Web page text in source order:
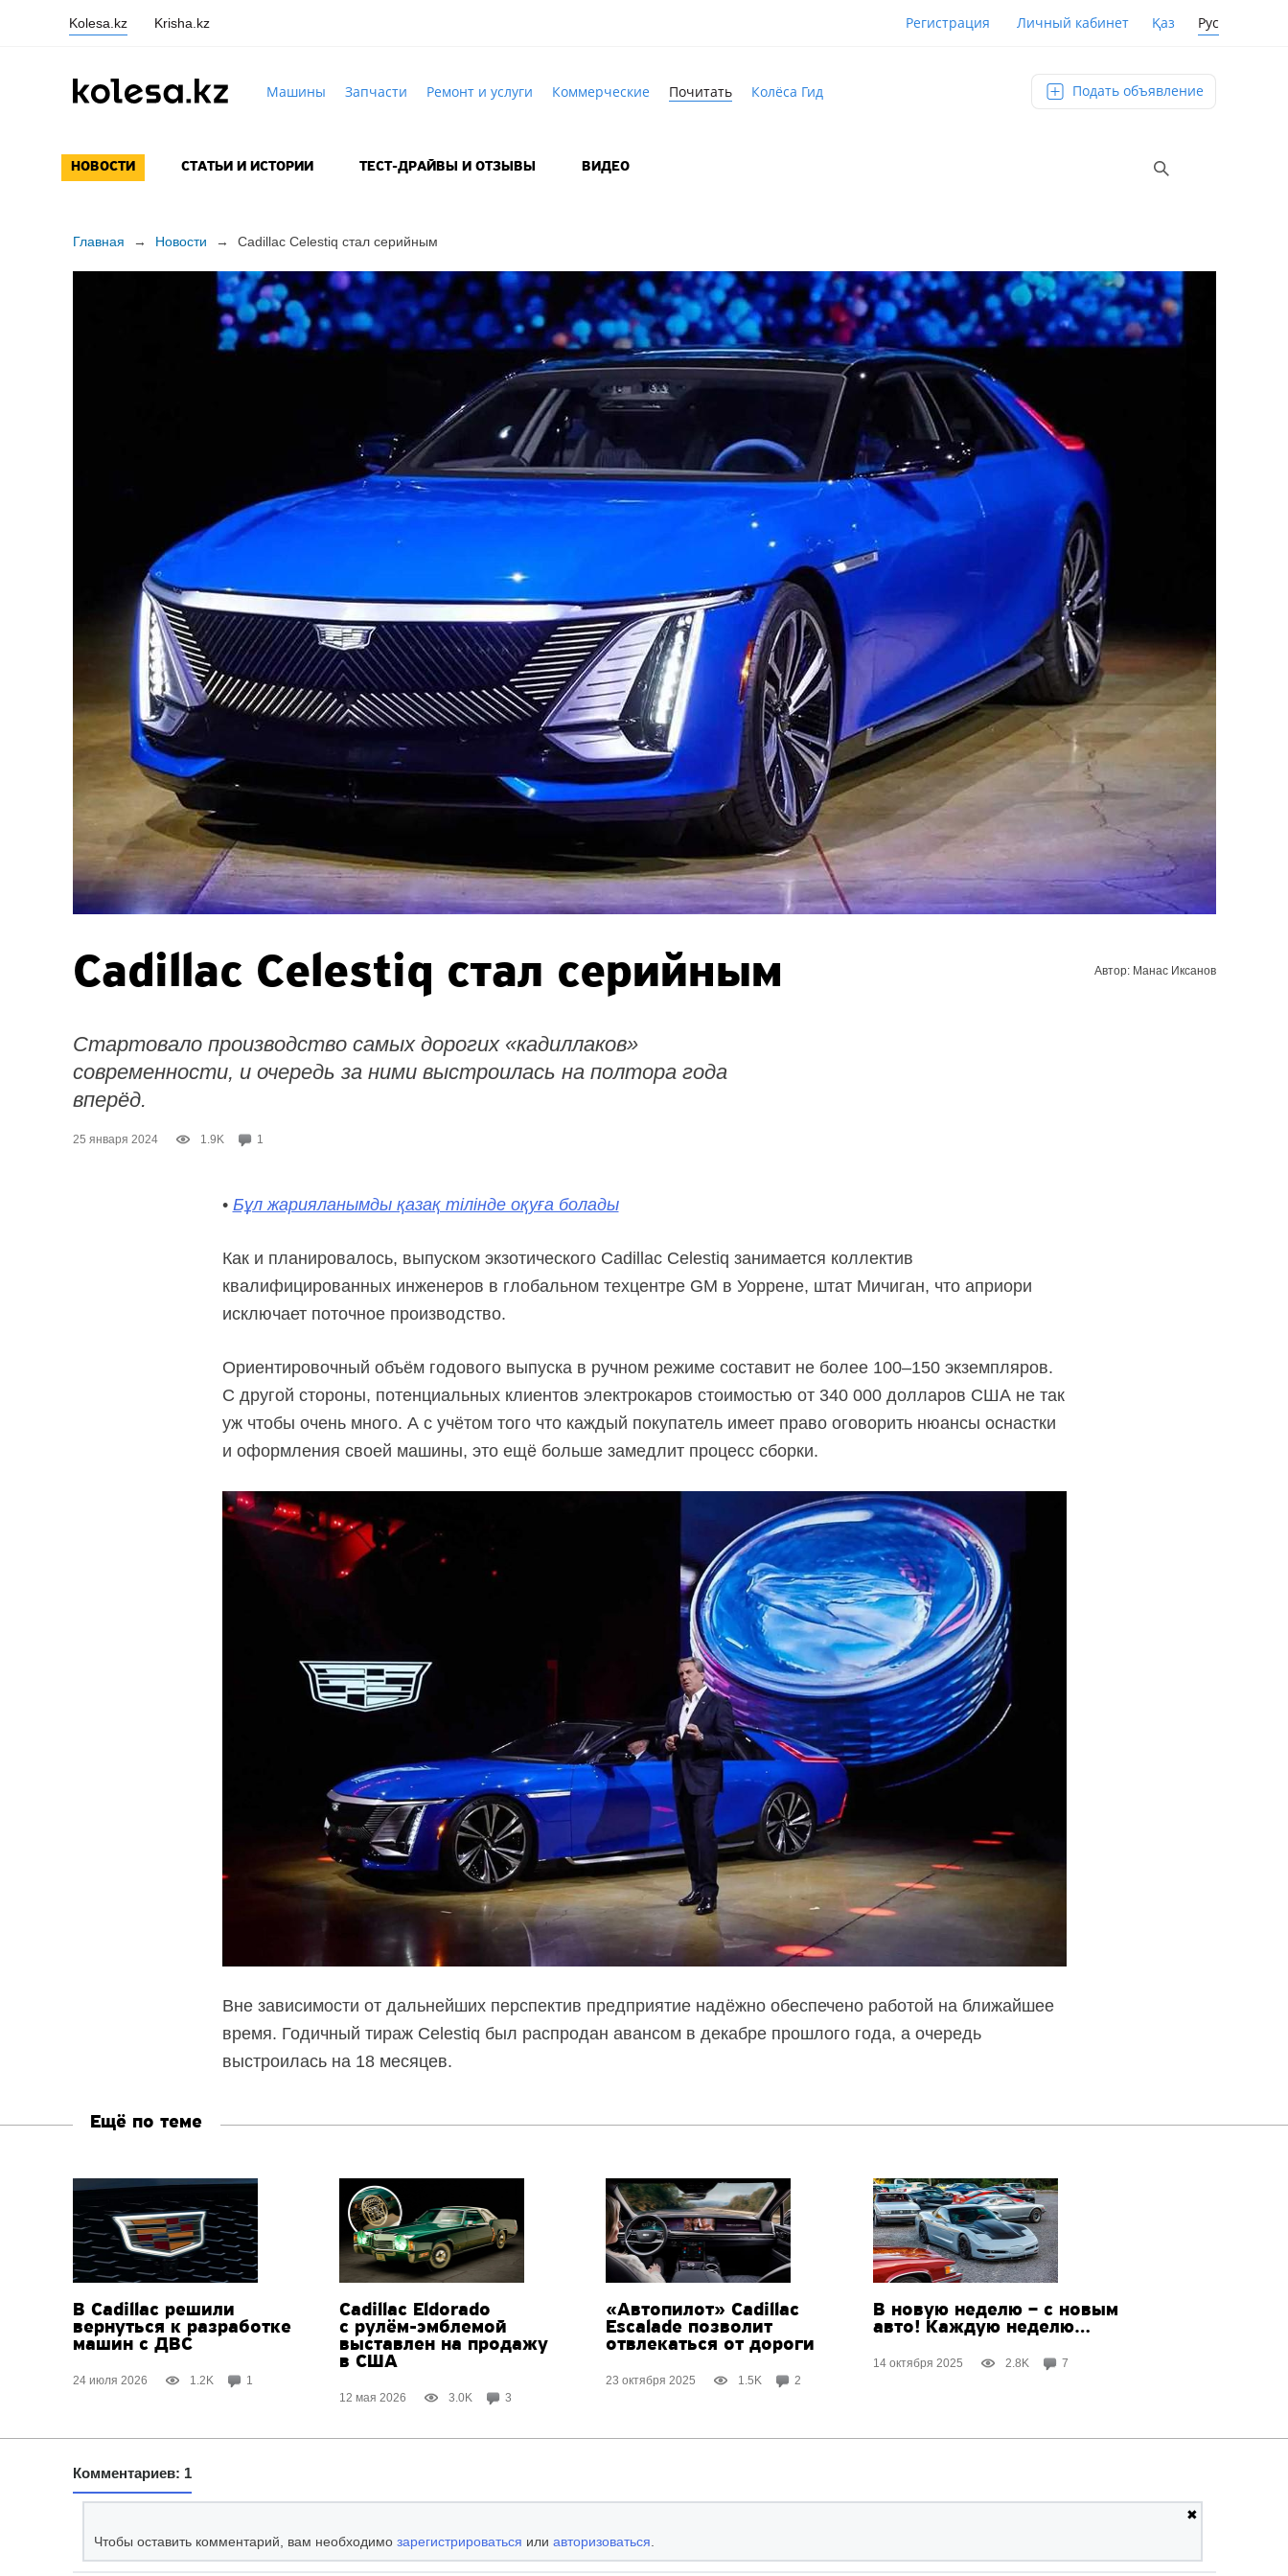
Kolesa.kz Krisha.kz Регистрация Личный кабинет Қаз Рус
Машины Запчасти Ремонт и услуги Коммерческие Почитать Колёса Гид Подать объявление
НОВОСТИ СТАТЬИ И ИСТОРИИ ТЕСТ-ДРАЙВЫ И ОТЗЫВЫ ВИДЕО
Главная → Новости → Cadillac Celestiq стал серийным
Cadillac Celestiq стал серийным
Стартовало производство самых дорогих «кадиллаков»
современности, и очередь за ними выстроилась на полтора года
вперёд.
25 января 2024 1.9K 1
Автор: Манас Иксанов
• Бұл жарияланымды қазақ тілінде оқуға болады
Как и планировалось, выпуском экзотического Cadillac Celestiq занимается коллектив
квалифицированных инженеров в глобальном техцентре GM в Уоррене, штат Мичиган, что априори
исключает поточное производство.
Ориентировочный объём годового выпуска в ручном режиме составит не более 100–150 экземпляров.
С другой стороны, потенциальных клиентов электрокаров стоимостью от 340 000 долларов США не так
уж чтобы очень много. А с учётом того что каждый покупатель имеет право оговорить нюансы оснастки
и оформления своей машины, это ещё больше замедлит процесс сборки.
Вне зависимости от дальнейших перспектив предприятие надёжно обеспечено работой на ближайшее
время. Годичный тираж Celestiq был распродан авансом в декабре прошлого года, а очередь
выстроилась на 18 месяцев.
Ещё по теме
В Cadillac решили
вернуться к разработке
машин с ДВС
24 июля 2026 1.2K 1
Сadillac Eldorado
с рулём-эмблемой
выставлен на продажу
в США
12 мая 2026 3.0K 3
«Автопилот» Cadillac
Escalade позволит
отвлекаться от дороги
23 октября 2025 1.5K 2
В новую неделю – с новым
авто! Каждую неделю…
14 октября 2025 2.8K 7
Комментариев: 1
✖
Чтобы оставить комментарий, вам необходимо зарегистрироваться или авторизоваться